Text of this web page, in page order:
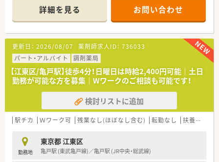
処方箋を応需しています。
■1日の処方箋枚数は約100枚で、常時2～3名体制と手厚い人員
配置で対応します。
■門前のドクターとは日頃から密に連携しており、非常に風通し
が良く働きやすいです。
■待合室や休憩室も広く設計されており、患者様もスタッフもリ
ラックスできる空間です。
■薬学生の実習も積極的に受け入れています。
【法人特徴について】
■東京都と千葉県に合計6店舗の調剤薬局をドミナント展開して
いる会社です。
■元MR出身の社長は現場との距離が近く、門前クリニックとの
関係構築を大切にしています。
きやすさを第一に考えています。
【勤務実態について】
詳細を見る お問い合わせ
更新日： 2026/08/07 薬剤師求人ID： 736033
パート・アルバイト
調剤薬局
【江東区/亀戸駅】徒歩4分！日曜日は時給2,400円可能｜土日
勤務が可能な方を募集｜Wワークのご相談も可能です！
検討リストに追加
駅チカ Ｗワーク可 残業なし(ほぼなし含む) 転勤なし 扶養内勤務OK
勤務地
東京都 江東区
亀戸駅 (東武亀戸線)／亀戸駅 (JR中央・総武線)